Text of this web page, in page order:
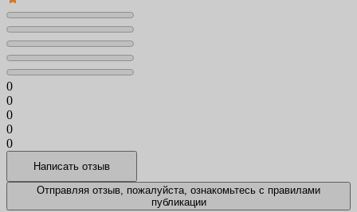
0
0
0
0
0
Отправляя отзыв, пожалуйста, ознакомьтесь с правилами
публикации